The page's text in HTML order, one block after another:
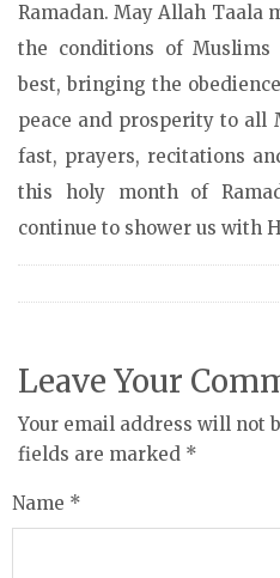
Ramadan. May Allah Taala
the conditions of
best, bringing the
peace and prosperity to all
fast, prayers, recitations
this holy month of
continue to shower us with
Leave Your
Your email address will not
fields are marked *
Name *